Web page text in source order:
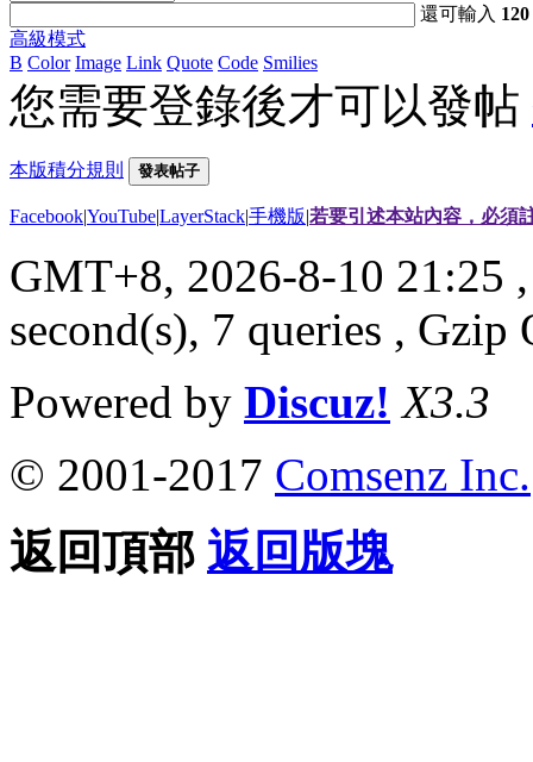
還可輸入 120
高級模式
B Color Image Link Quote Code Smilies
您需要登錄後才可以發帖
本版積分規則 發表帖子
Facebook|YouTube|LayerStack|手機版|若要引述本站內容，必須
GMT+8, 2026-8-10 21:25
second(s), 7 queries , Gzip
Powered by Discuz! X3.3
© 2001-2017 Comsenz Inc.
返回頂部 返回版塊